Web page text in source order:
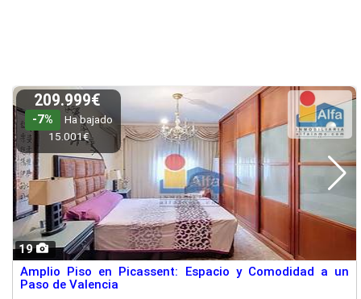
19
209.999€
-7%
Ha bajado
15.001€
Amplio Piso en Picassent: Espacio y Comodidad a un
Paso de Valencia